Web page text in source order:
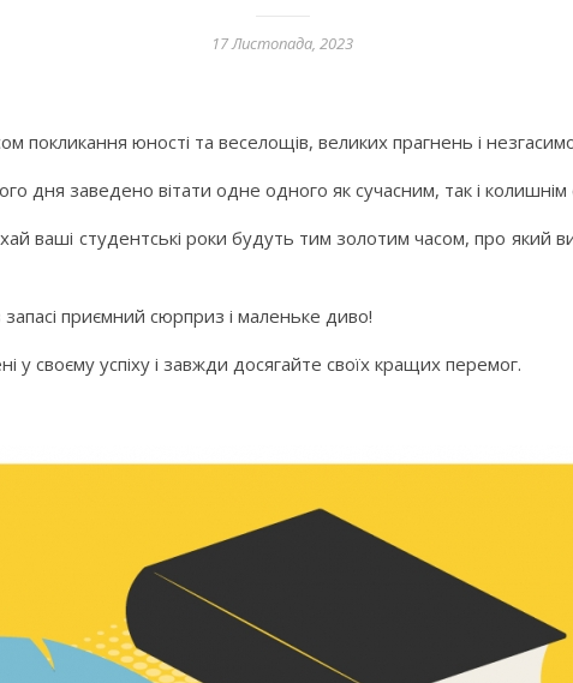
17 Листопада, 2023
покликання юності та веселощів, великих прагнень і
дня заведено вітати одне одного як сучасним, так і
ваші студентські роки будуть тим золотим часом, про який
приємний сюрприз і маленьке диво!
своєму успіху і завжди досягайте своїх кращих перемог.